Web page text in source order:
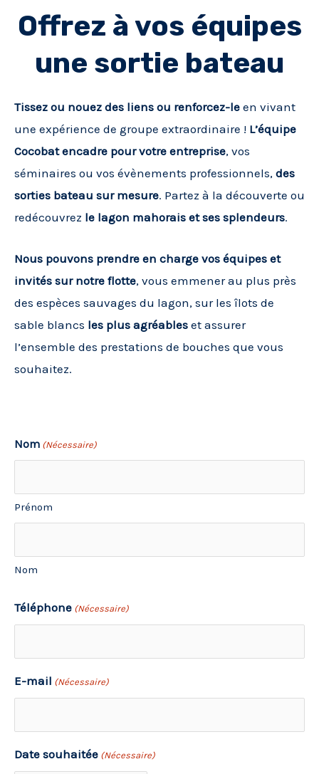
Offrez à vos équipes
une sortie bateau
Tissez ou nouez des liens ou renforcez-le en vivant
une expérience de groupe extraordinaire ! L’équipe
Cocobat encadre pour votre entreprise, vos
séminaires ou vos évènements professionnels, des
sorties bateau sur mesure. Partez à la découverte ou
redécouvrez le lagon mahorais et ses splendeurs.
Nous pouvons prendre en charge vos équipes et
invités sur notre flotte, vous emmener au plus près
des espèces sauvages du lagon, sur les îlots de
sable blancs les plus agréables et assurer
l’ensemble des prestations de bouches que vous
souhaitez.
Nom (Nécessaire)
Prénom
Nom
Téléphone (Nécessaire)
E-mail (Nécessaire)
Date souhaitée (Nécessaire)
JJ
slash
slash